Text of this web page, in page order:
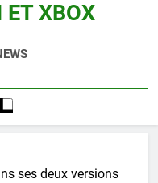
ET XBOX
Entre Autres
ses deux versions